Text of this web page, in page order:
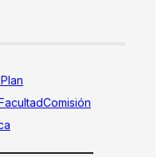
Plan
Comisión